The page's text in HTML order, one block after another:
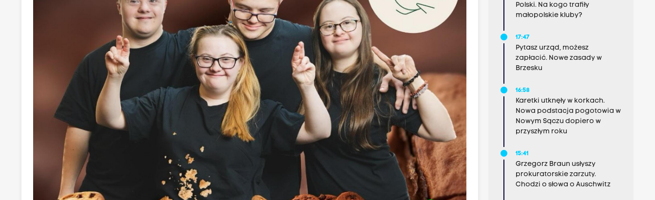
Polski. Na kogo trafiły
małopolskie kluby?
17:47
Pytasz urząd, możesz
zapłacić. Nowe zasady w
Brzesku
16:58
Karetki utknęły w korkach.
Nowa podstacja pogotowia w
Nowym Sączu dopiero w
przyszłym roku
15:41
Grzegorz Braun usłyszy
prokuratorskie zarzuty.
Chodzi o słowa o Auschwitz